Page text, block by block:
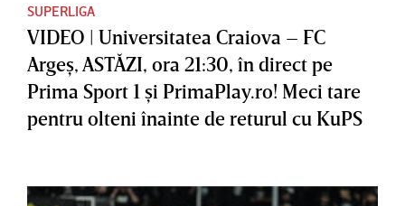
SUPERLIGA
VIDEO | Universitatea Craiova – FC
Argeş, ASTĂZI, ora 21:30, în direct pe
Prima Sport 1 şi PrimaPlay.ro! Meci tare
pentru olteni înainte de returul cu KuPS